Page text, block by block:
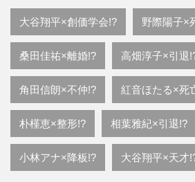
大谷翔平×創価学会!? 野際陽子×
桑田佳祐×離婚!? 高畑淳子×引退
角田信朗×不仲!? 紅音ほたる×死
朴槿恵×整形!? 相葉雅紀×引退!?
小林アナ×降板!? 大谷翔平×天才